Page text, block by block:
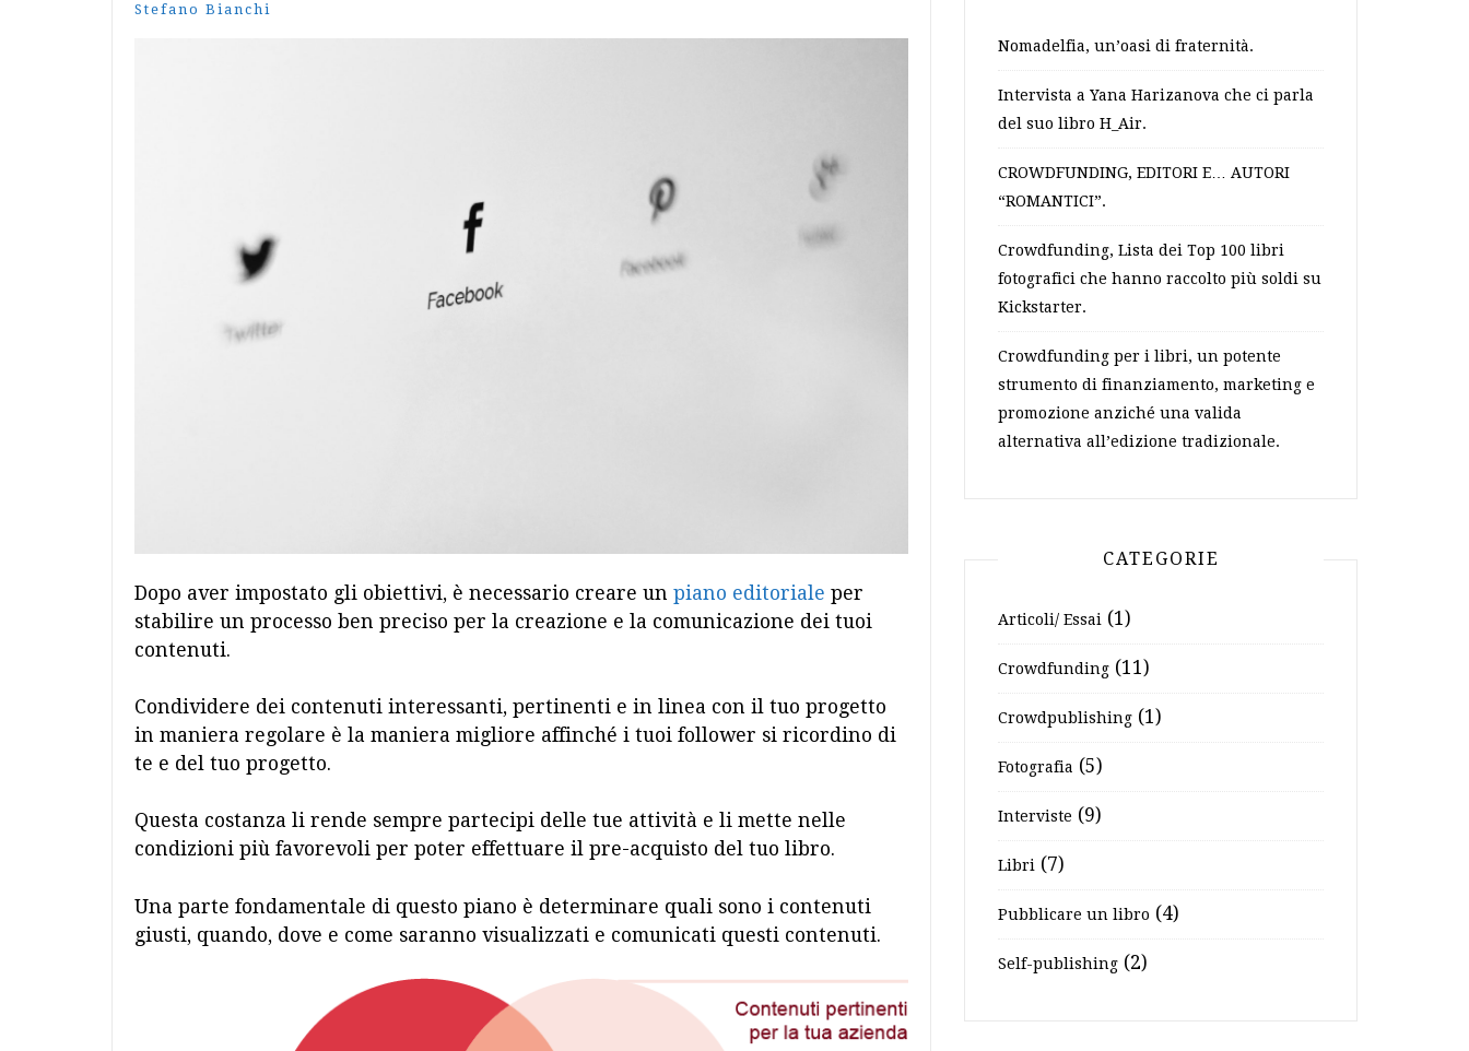
Stefano Bianchi
Dopo aver impostato gli obiettivi, è necessario creare un piano editoriale per
stabilire un processo ben preciso per la creazione e la comunicazione dei tuoi
contenuti.
Condividere dei contenuti interessanti, pertinenti e in linea con il tuo progetto
in maniera regolare è la maniera migliore affinché i tuoi follower si ricordino di
te e del tuo progetto.
Questa costanza li rende sempre partecipi delle tue attività e li mette nelle
condizioni più favorevoli per poter effettuare il pre-acquisto del tuo libro.
Una parte fondamentale di questo piano è determinare quali sono i contenuti
giusti, quando, dove e come saranno visualizzati e comunicati questi contenuti.
Nomadelfia, un’oasi di fraternità.
Intervista a Yana Harizanova che ci parla
del suo libro H_Air.
CROWDFUNDING, EDITORI E… AUTORI
“ROMANTICI”.
Crowdfunding, Lista dei Top 100 libri
fotografici che hanno raccolto più soldi su
Kickstarter.
Crowdfunding per i libri, un potente
strumento di finanziamento, marketing e
promozione anziché una valida
alternativa all’edizione tradizionale.
CATEGORIE
Articoli/ Essai (1)
Crowdfunding (11)
Crowdpublishing (1)
Fotografia (5)
Interviste (9)
Libri (7)
Pubblicare un libro (4)
Self-publishing (2)